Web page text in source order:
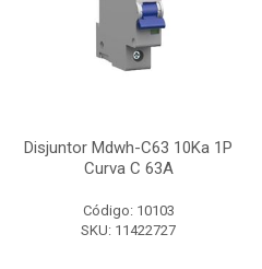
Disjuntor Mdwh-C63 10Ka 1P
Curva C 63A
Código: 10103
SKU: 11422727